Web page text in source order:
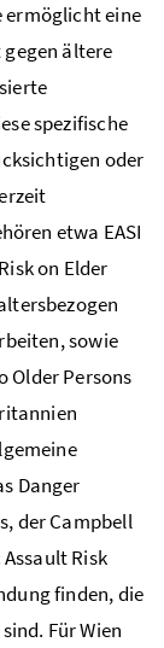
ermöglicht eine
gegen ältere
spezifische
oder
etwa EASI
on Elder
sowie
Older Persons
Danger
der Campbell
Risk
finden, die
Für Wien